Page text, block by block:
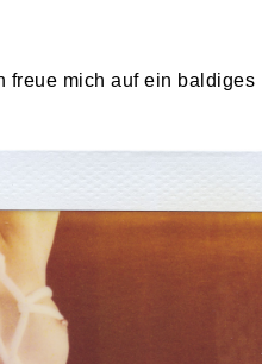
freue mich auf ein baldiges